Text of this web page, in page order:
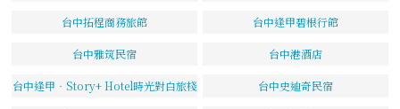
台中拓程商務旅館 台中逢甲碧根行館
台中雅筑民宿 台中港酒店
台中逢甲‧Story+ Hotel時光對白旅棧 台中史迪奇民宿